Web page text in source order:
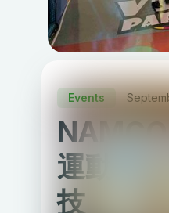
Events
運動與
技